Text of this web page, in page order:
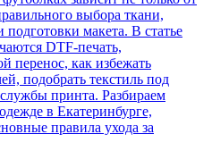
выбора ткани,
подготовки макета. В статье
DTF-печать,
перенос, как избежать
подобрать текстиль под
принта. Разбираем
в Екатеринбурге,
правила ухода за